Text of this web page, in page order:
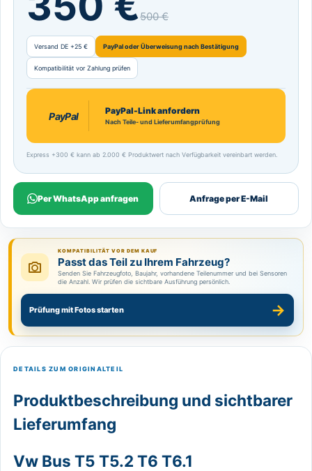
500 €
Versand DE +25 € PayPal oder Überweisung nach Bestätigung
Kompatibilität vor Zahlung prüfen
PayPal PayPal-Link anfordern
Nach Teile- und Lieferumfangprüfung
Express +300 € kann ab 2.000 € Produktwert nach Verfügbarkeit vereinbart werden.
Per WhatsApp anfragen Anfrage per E-Mail
KOMPATIBILITÄT VOR DEM KAUF
Passt das Teil zu Ihrem Fahrzeug?
Senden Sie Fahrzeugfoto, Baujahr, vorhandene Teilenummer und bei Sensoren
die Anzahl. Wir prüfen die sichtbare Ausführung persönlich.
Prüfung mit Fotos starten →
DETAILS ZUM ORIGINALTEIL
Produktbeschreibung und sichtbarer
Lieferumfang
Vw Bus T5 T5.2 T6 T6.1